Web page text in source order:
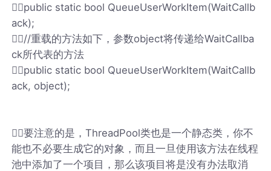
public static bool QueueUserWorkItem(WaitCallb
ack);
//重载的方法如下，参数object将传递给WaitCallba
ck所代表的方法
public static bool QueueUserWorkItem(WaitCallb
ack, object);
要注意的是，ThreadPool类也是一个静态类，你不
能也不必要生成它的对象，而且一旦使用该方法在线程
池中添加了一个项目，那么该项目将是没有办法取消